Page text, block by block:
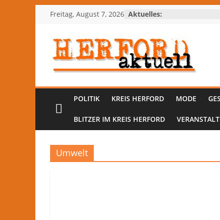
ZumFreitag, August 7, 2026 Aktuelles:
Herford-
aktuell
Nachrichten
aus
Herford
POLITIK KREIS HERFORD MODE
BLITZER IM KREIS HERFORD
Umwelt